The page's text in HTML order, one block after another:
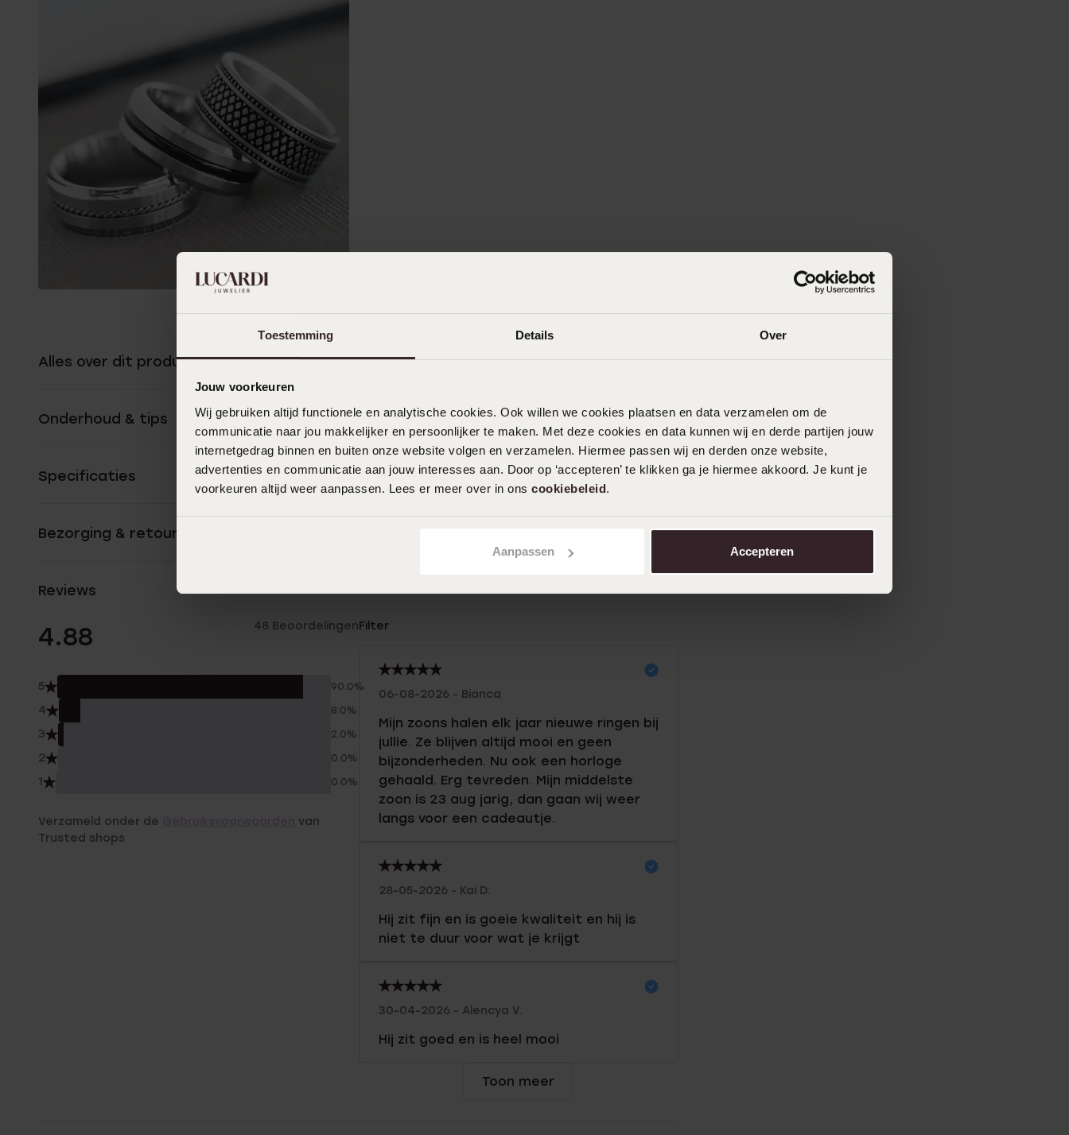
Toestemming Details Over
Jouw voorkeuren
Wij gebruiken altijd functionele en analytische cookies. Ook willen we cookies plaatsen en data verzamelen om de
communicatie naar jou makkelijker en persoonlijker te maken. Met deze cookies en data kunnen wij en derde partijen jouw
internetgedrag binnen en buiten onze website volgen en verzamelen. Hiermee passen wij en derden onze website,
advertenties en communicatie aan jouw interesses aan. Door op ‘accepteren’ te klikken ga je hiermee akkoord. Je kunt je
voorkeuren altijd weer aanpassen. Lees er meer over in ons cookiebeleid.
Aanpassen Accepteren
Alles over dit product
Onderhoud & tips
Specificaties
Bezorging & retourneren
Reviews
4.88 48 Beoordelingen
5 90.0%
4 8.0%
3 2.0%
2 0.0%
1 0.0%
Verzameld onder de
van
Trusted shops
Filter
06-08-2026 - Bianca
Mijn zoons halen elk jaar nieuwe ringen bij
jullie. Ze blijven altijd mooi en geen
bijzonderheden. Nu ook een horloge
gehaald. Erg tevreden. Mijn middelste
zoon is 23 aug jarig, dan gaan wij weer
langs voor een cadeautje.
28-05-2026 - Kai D.
Hij zit fijn en is goeie kwaliteit en hij is
niet te duur voor wat je krijgt
30-04-2026 - Alencya V.
Hij zit goed en is heel mooi
Toon meer